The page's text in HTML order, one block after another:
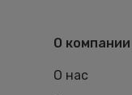
О компании
О нас